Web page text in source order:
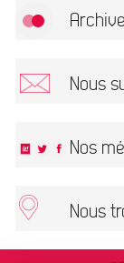
Nous
This field is
Nos
Nous
ARCHIVES